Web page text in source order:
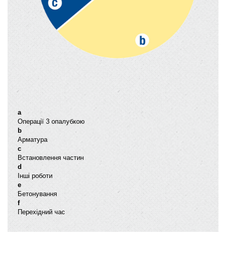
a
Операції 3 опалубкою
b
Арматура
c
Встановлення частин
d
Інші роботи
e
Бетонування
f
Перехідний час